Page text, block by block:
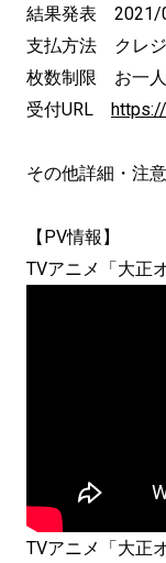
結果発表 2021/
支払方法 クレ
枚数制限 お一
受付URL
その他詳細・注
【PV情報】
TVアニメ「大正
TVアニメ「大正